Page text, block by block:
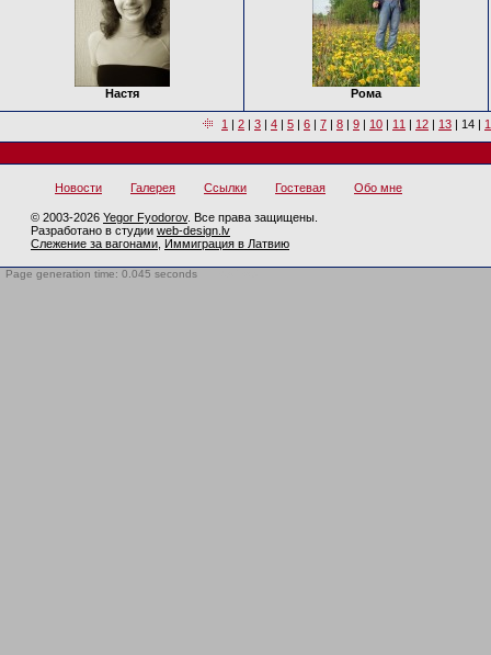
Настя Рома
1 | 2 | 3 | 4 | 5 | 6 | 7 | 8 | 9 | 10 | 11 | 12 | 13 | 14 |
Новости Галерея Ссылки Гостевая Обо мне
© 2003-2026 Yegor Fyodorov. Все права защищены.
Разработано в студии web-design.lv
Слежение за вагонами Иммиграция в Латвию
Page generation time: 0.045 seconds